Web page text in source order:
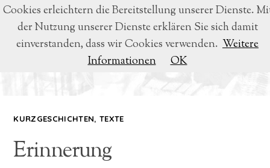
BEATRICE VOIGT
LYRIK & LITERATUR
KURZGESCHICHTEN,TEXTE
Erinnerung
Cookies erleichtern die Bereitstellung unserer Dienste.
der Nutzung unserer Dienste erklären Sie sich damit
einverstanden, dass wir Cookies verwenden. Weitere
Informationen
OK